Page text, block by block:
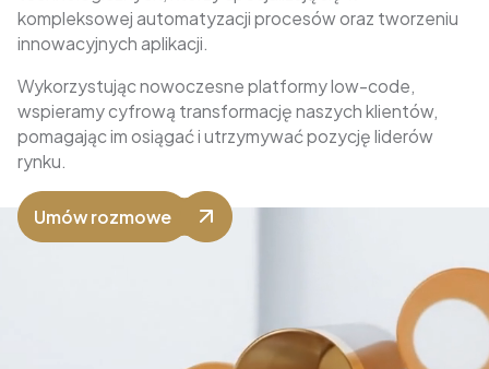
Case Studies
kompleksowej automatyzacji procesów oraz tworzeniu
innowacyjnych aplikacji.
Wykorzystując nowoczesne platformy low-code,
wspieramy cyfrową transformację naszych klientów,
pomagając im osiągać i utrzymywać pozycję liderów
rynku.
Umów rozmowe